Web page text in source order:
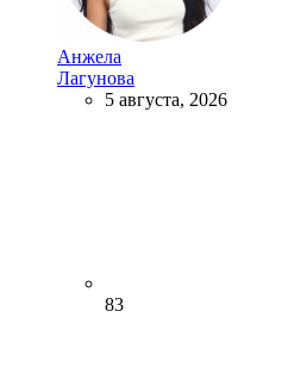
Анжела
Лагунова
5 августа, 2026
83